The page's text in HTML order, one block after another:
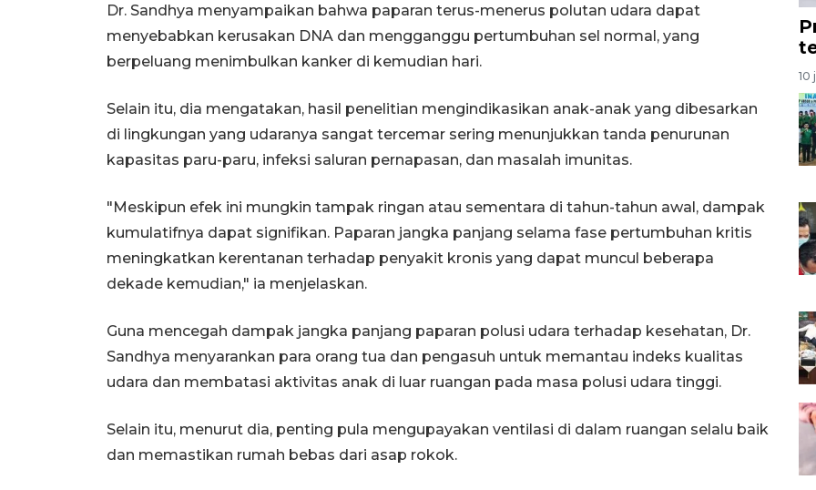
Dr. Sandhya menyampaikan bahwa paparan terus-menerus polutan udara dapat
menyebabkan kerusakan DNA dan mengganggu pertumbuhan sel normal, yang
berpeluang menimbulkan kanker di kemudian hari.
Selain itu, dia mengatakan, hasil penelitian mengindikasikan anak-anak yang dibesarkan
di lingkungan yang udaranya sangat tercemar sering menunjukkan tanda penurunan
kapasitas paru-paru, infeksi saluran pernapasan, dan masalah imunitas.
"Meskipun efek ini mungkin tampak ringan atau sementara di tahun-tahun awal, dampak
kumulatifnya dapat signifikan. Paparan jangka panjang selama fase pertumbuhan kritis
meningkatkan kerentanan terhadap penyakit kronis yang dapat muncul beberapa
dekade kemudian," ia menjelaskan.
Guna mencegah dampak jangka panjang paparan polusi udara terhadap kesehatan, Dr.
Sandhya menyarankan para orang tua dan pengasuh untuk memantau indeks kualitas
udara dan membatasi aktivitas anak di luar ruangan pada masa polusi udara tinggi.
Selain itu, menurut dia, penting pula mengupayakan ventilasi di dalam ruangan selalu baik
dan memastikan rumah bebas dari asap rokok.
10